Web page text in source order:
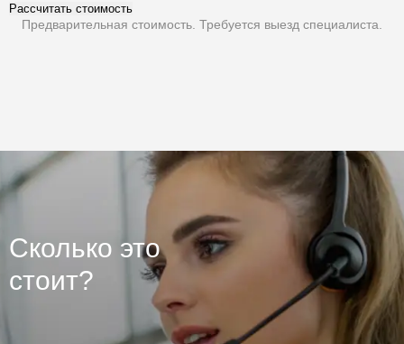
Рассчитать стоимость
Предварительная стоимость. Требуется выезд специалиста.
Сколько это
стоит?